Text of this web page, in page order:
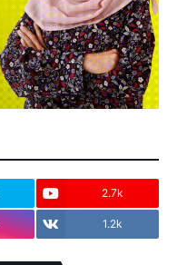
2.7k
1.2k